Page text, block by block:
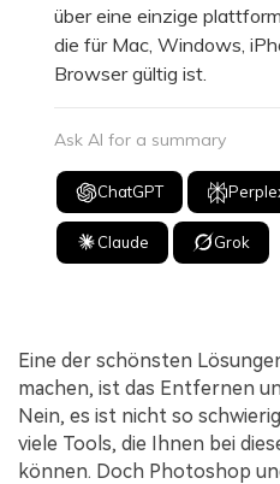
über eine einzige
die für Mac, Windows,
Browser gültig ist.
Ask AI for a summary
ChatGPT
Claude Grok
Eine der schönsten
machen, ist das Entfernen
Nein, es ist nicht so
viele Tools, die Ihnen bei
können. Doch Photoshop